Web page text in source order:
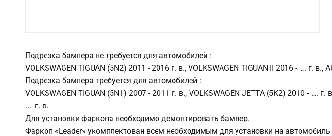
Подрезка бампера не требуется для автомобилей :
VOLKSWAGEN TIGUAN (5N2) 2011 - 2016 г. в., VOLKSWAGEN TIGUAN II 2016 - …. г. в.,
Подрезка бампера требуется для автомобилей :
VOLKSWAGEN TIGUAN (5N1) 2007 - 2011 г. в., VOLKSWAGEN JETTA (5K2) 2010 - …. г.
.... г. в.
Для установки фаркопа необходимо демонтировать бампер.
Фаркоп «Leader» укомплектован всем необходимым для установки на